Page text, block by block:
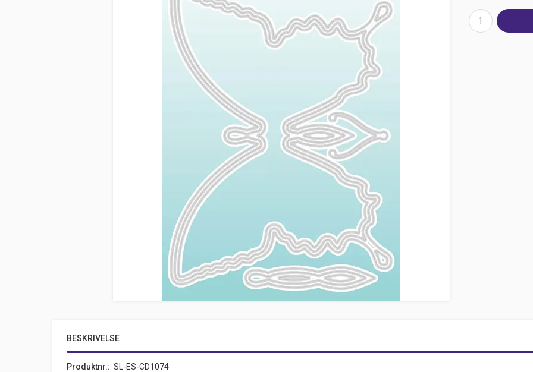
BESKRIVELSE
Produktnr.
SL-ES-CD1074